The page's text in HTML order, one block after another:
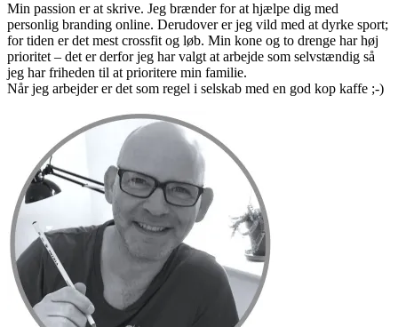
Min passion er at skrive. Jeg brænder for at hjælpe dig med
personlig branding online. Derudover er jeg vild med at dyrke sport;
for tiden er det mest crossfit og løb. Min kone og to drenge har høj
prioritet – det er derfor jeg har valgt at arbejde som selvstændig så
jeg har friheden til at prioritere min familie.
Når jeg arbejder er det som regel i selskab med en god kop kaffe ;-)
Sidebar